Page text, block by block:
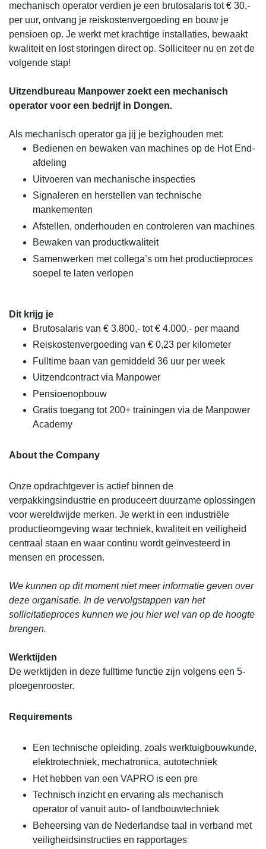
mechanisch operator verdien je een brutosalaris tot € 30,-
per uur, ontvang je reiskostenvergoeding en bouw je
pensioen op. Je werkt met krachtige installaties, bewaakt
kwaliteit en lost storingen direct op. Solliciteer nu en zet de
volgende stap!
Uitzendbureau Manpower zoekt een mechanisch
operator voor een bedrijf in Dongen.
Als mechanisch operator ga jij je bezighouden met:
Bedienen en bewaken van machines op de Hot End-
afdeling
Uitvoeren van mechanische inspecties
Signaleren en herstellen van technische
mankementen
Afstellen, onderhouden en controleren van machines
Bewaken van productkwaliteit
Samenwerken met collega’s om het productieproces
soepel te laten verlopen
Dit krijg je
Brutosalaris van € 3.800,- tot € 4.000,- per maand
Reiskostenvergoeding van € 0,23 per kilometer
Fulltime baan van gemiddeld 36 uur per week
Uitzendcontract via Manpower
Pensioenopbouw
Gratis toegang tot 200+ trainingen via de Manpower
Academy
About the Company
Onze opdrachtgever is actief binnen de
verpakkingsindustrie en produceert duurzame oplossingen
voor wereldwijde merken. Je werkt in een industriële
productieomgeving waar techniek, kwaliteit en veiligheid
centraal staan en waar continu wordt geïnvesteerd in
mensen en processen.
We kunnen op dit moment niet meer informatie geven over
deze organisatie. In de vervolgstappen van het
sollicitatieproces kunnen we jou hier wel van op de hoogte
brengen.
Werktijden
De werktijden in deze fulltime functie zijn volgens een 5-
ploegenrooster.
Requirements
Een technische opleiding, zoals werktuigbouwkunde,
elektrotechniek, mechatronica, autotechniek
Het hebben van een VAPRO is een pre
Technisch inzicht en ervaring als mechanisch
operator of vanuit auto- of landbouwtechniek
Beheersing van de Nederlandse taal in verband met
veiligheidsinstructies en rapportages